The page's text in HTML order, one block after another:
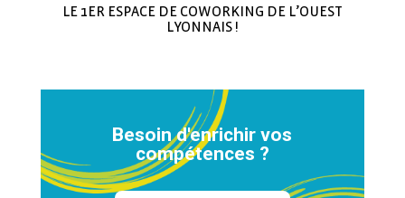
LE 1ER ESPACE DE COWORKING DE L’OUEST
LYONNAIS !
Besoin d'enrichir vos
compétences ?